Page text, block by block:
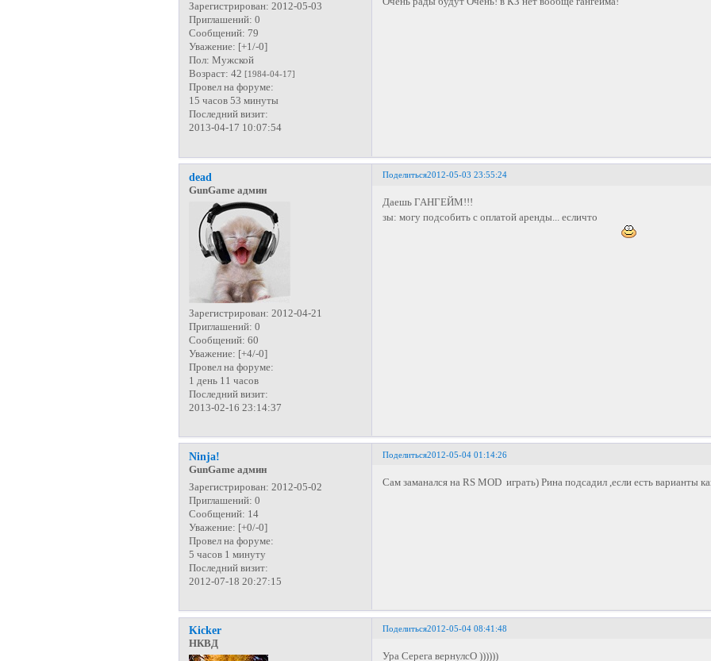
Зарегистрирован: 2012-05-03
Приглашений: 0
Сообщений: 79
Уважение: [+1/-0]
Пол: Мужской
Возраст: 42[1984-04-17]
Провел на форуме:
15 часов 53 минуты
Последний визит:
2013-04-17 10:07:54
Поделиться2012-05-03 23:55:24
dead
GunGame админ
Зарегистрирован: 2012-04-21
Приглашений: 0
Сообщений: 60
Уважение: [+4/-0]
Провел на форуме:
1 день 11 часов
Последний визит:
2013-02-16 23:14:37
Даешь ГАНГЕЙМ!!!
зы: могу подсобить с оплатой аренды... есличто
Поделиться2012-05-04 01:14:26
Ninja!
GunGame админ
Зарегистрирован: 2012-05-02
Приглашений: 0
Сообщений: 14
Уважение: [+0/-0]
Провел на форуме:
5 часов 1 минуту
Последний визит:
2012-07-18 20:27:15
Сам заманался на RS MOD играть) Рина подсадил ,если есть варианты
Поделиться2012-05-04 08:41:48
Kicker
НКВД
Ура Серега вернулсО ))))))